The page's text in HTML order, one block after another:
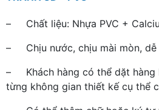
– Chất liệu: Nhựa PVC +
– Chịu nước, chịu mài mòn, dễ
– Khách hàng có thể dặt hàng
từng không gian thiết kế cụ thể